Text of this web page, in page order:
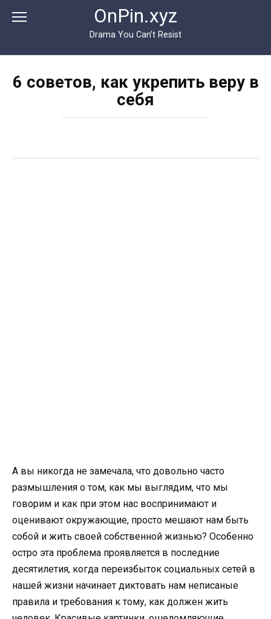
OnPin.xyz
Drama You Can’t Resist
6 советов, как укрепить веру в
себя
А вы никогда не замечала, что довольно часто
размышления о том, как мы выглядим, что мы
говорим и как при этом нас воспринимают и
оценивают окружающие, просто мешают нам быть
собой и жить своей собственной жизнью? Особенно
остро эта проблема проявляется в последние
десятилетия, когда переизбыток социальных сетей в
нашей жизни начинает диктовать нам неписаные
правила и требования к тому, как должен жить